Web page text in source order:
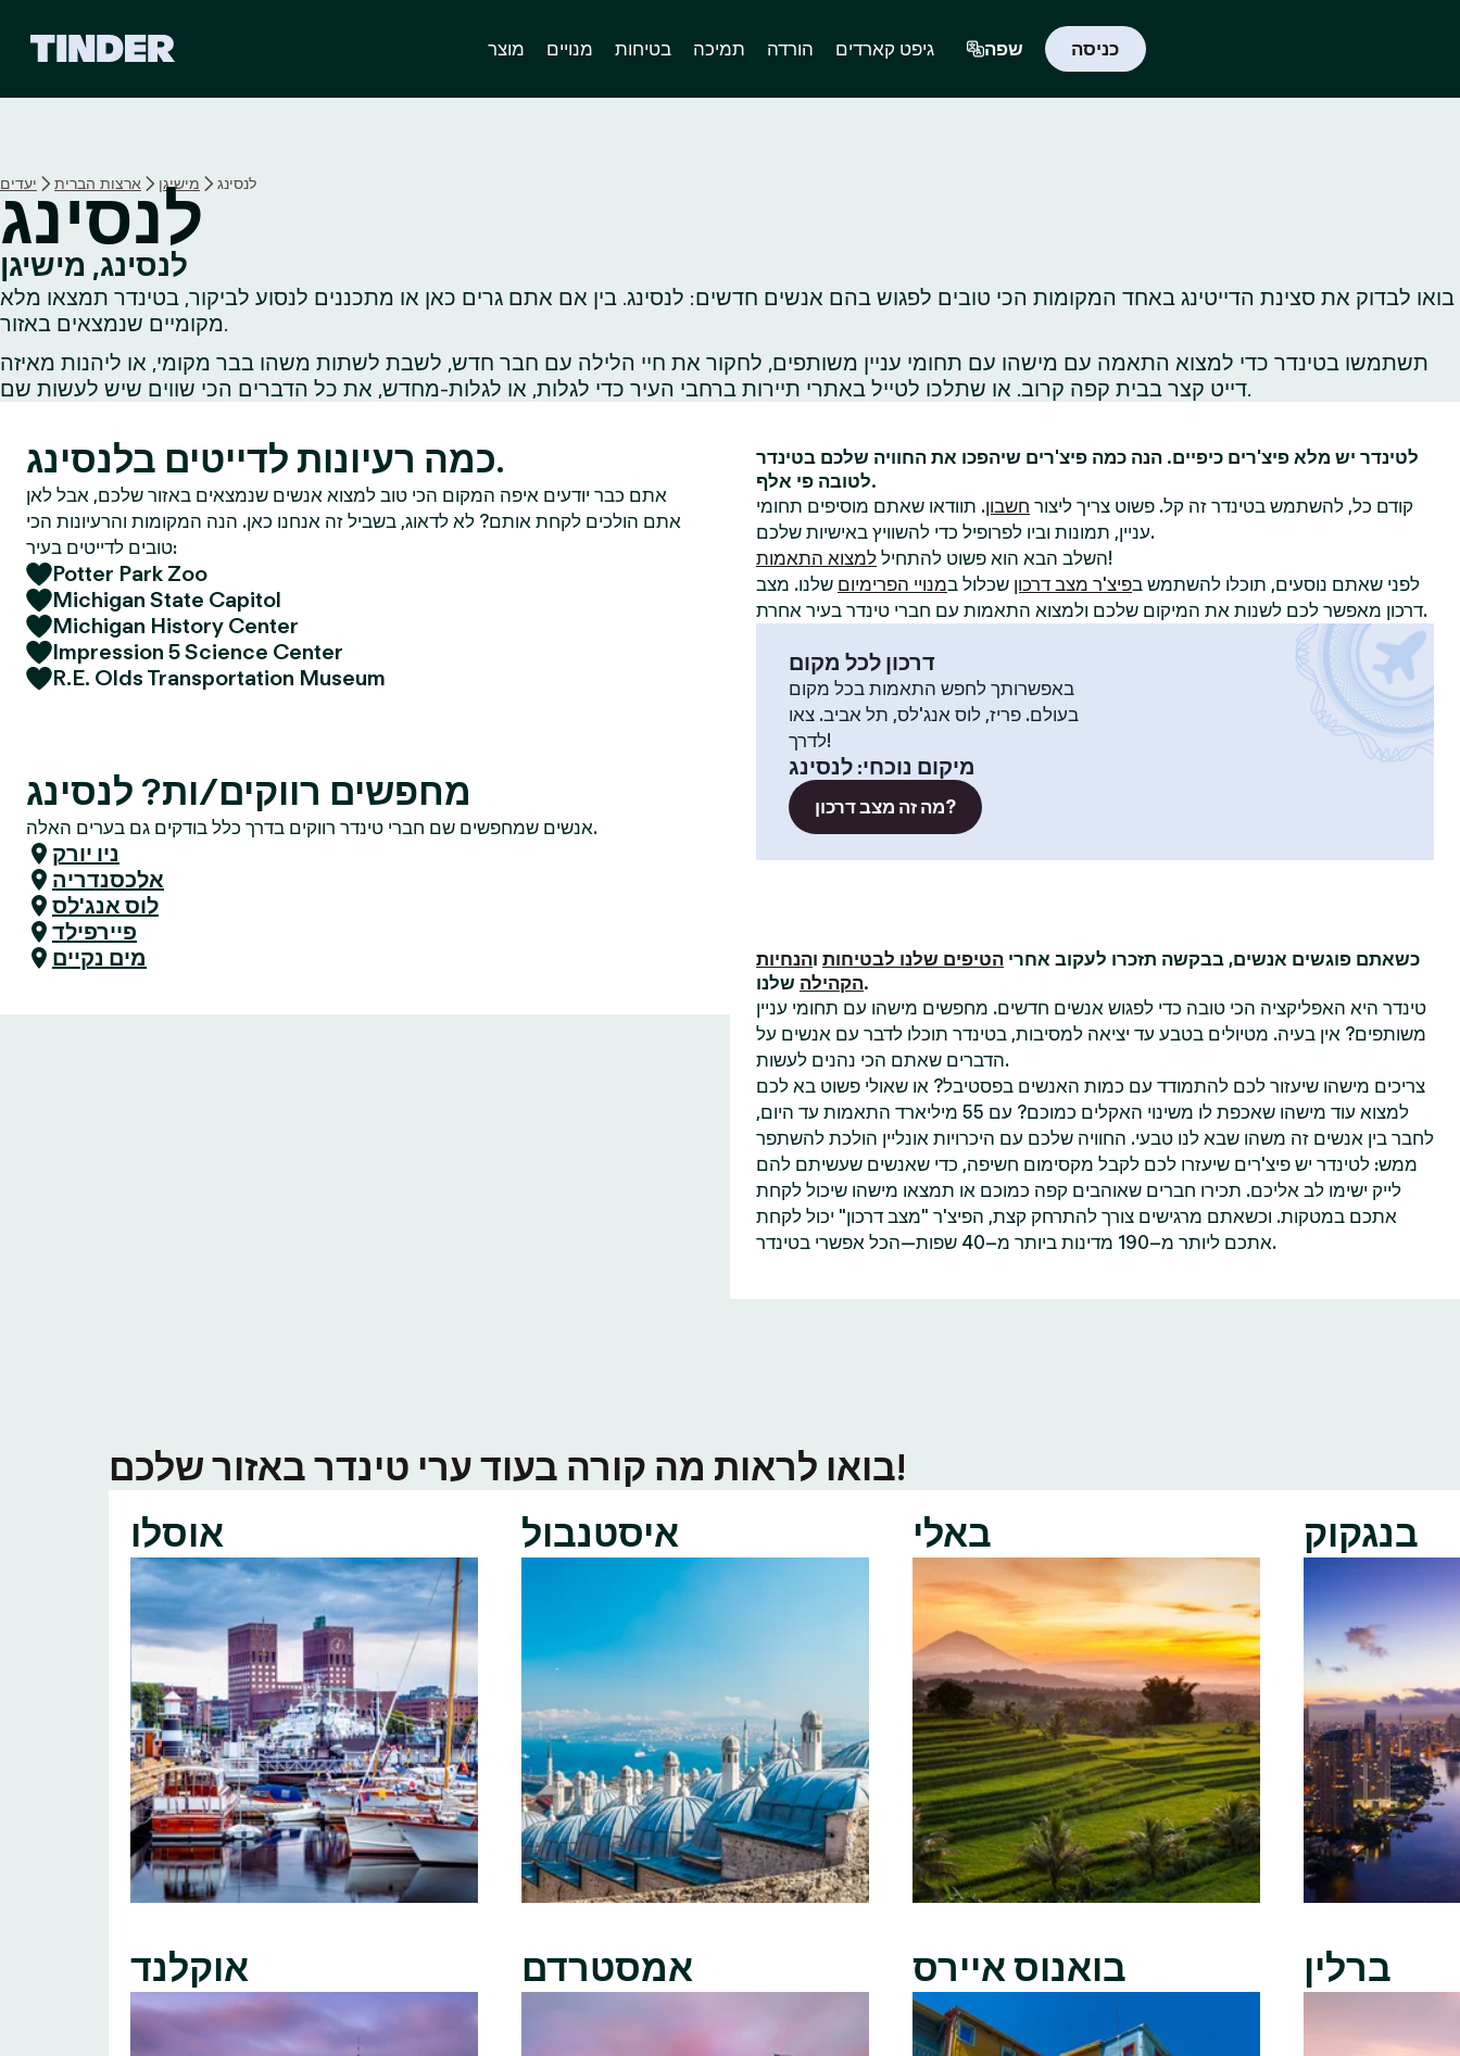
ש
ל
ט
נ
ר
מוצר מנויים בטיחות תמיכה הורדה גיפט קארדים שפה כניסה
יעדים ארצות הברית מישיגן לנסינג לנסינג
לנסינג, מישיגן
בואו לבדוק את סצינת הדייטינג באחד המקומות הכי טובים לפגוש בהם אנשים חדשים: לנסינג. בין אם אתם גרים כאן או מתכננים לנסוע לביקור, בטינדר תמצאו מלא
מקומיים שנמצאים באזור.
תשתמשו בטינדר כדי למצוא התאמה עם מישהו עם תחומי עניין משותפים, לחקור את חיי הלילה עם חבר חדש, לשבת לשתות משהו בבר מקומי, או ליהנות מאיזה
דייט קצר בבית קפה קרוב. או שתלכו לטייל באתרי תיירות ברחבי העיר כדי לגלות, או לגלות‑מחדש, את כל הדברים הכי שווים שיש לעשות שם.
כמה רעיונות לדייטים בלנסינג.
אתם כבר יודעים איפה המקום הכי טוב למצוא אנשים שנמצאים באזור שלכם, אבל לאן
אתם הולכים לקחת אותם? לא לדאוג, בשביל זה אנחנו כאן. הנה המקומות והרעיונות הכי
טובים לדייטים בעיר:
Potter Park Zoo
Michigan State Capitol
Michigan History Center
Impression 5 Science Center
R.E. Olds Transportation Museum
מחפשים רווקים/ות? לנסינג
אנשים שמחפשים שם חברי טינדר רווקים בדרך כלל בודקים גם בערים האלה.
ניו יורק
אלכסנדריה
לוס אנג'לס
פיירפילד
מים נקיים
לטינדר יש מלא פיצ'רים כיפיים. הנה כמה פיצ'רים שיהפכו את החוויה שלכם בטינדר
לטובה פי אלף.
קודם כל, להשתמש בטינדר זה קל. פשוט צריך ליצור חשבון. תוודאו שאתם מוסיפים תחומי
עניין, תמונות וביו לפרופיל כדי להשוויץ באישיות שלכם.
השלב הבא הוא פשוט להתחיל למצוא התאמות
!
לפני שאתם נוסעים, תוכלו להשתמש בפיצ'ר מצב דרכון שכלול במנויי הפרימיום שלנו. מצב
דרכון מאפשר לכם לשנות את המיקום שלכם ולמצוא התאמות עם חברי טינדר בעיר אחרת.
דרכון לכל מקום
באפשרותך לחפש התאמות בכל מקום
בעולם. פריז, לוס אנג'לס, תל אביב. צאו
לדרך!
מיקום נוכחי: לנסינג
מה זה מצב דרכון?
כשאתם פוגשים אנשים, בבקשה תזכרו לעקוב אחרי הטיפים שלנו לבטיחות והנחיות
הקהילהשלנו.
טינדר היא האפליקציה הכי טובה כדי לפגוש אנשים חדשים. מחפשים מישהו עם תחומי עניין
משותפים? אין בעיה. מטיולים בטבע עד יציאה למסיבות, בטינדר תוכלו לדבר עם אנשים על
הדברים שאתם הכי נהנים לעשות.
צריכים מישהו שיעזור לכם להתמודד עם כמות האנשים בפסטיבל? או שאולי פשוט בא לכם
למצוא עוד מישהו שאכפת לו משינוי האקלים כמוכם? עם 55 מיליארד התאמות עד היום,
לחבר בין אנשים זה משהו שבא לנו טבעי. החוויה שלכם עם היכרויות אונליין הולכת להשתפר
ממש: לטינדר יש פיצ'רים שיעזרו לכם לקבל מקסימום חשיפה, כדי שאנשים שעשיתם להם
לייק ישימו לב אליכם. תכירו חברים שאוהבים קפה כמוכם או תמצאו מישהו שיכול לקחת
אתכם במטקות. וכשאתם מרגישים צורך להתרחק קצת, הפיצ'ר "מצב דרכון" יכול לקחת
אתכם ליותר מ–190 מדינות ביותר מ–40 שפות—הכל אפשרי בטינדר.
בואו לראות מה קורה בעוד ערי טינדר באזור שלכם!
אוסלו
אוקלנד
איסטנבול
אמסטרדם
באלי
בואנוס איירס
בנגקוק
ברלין